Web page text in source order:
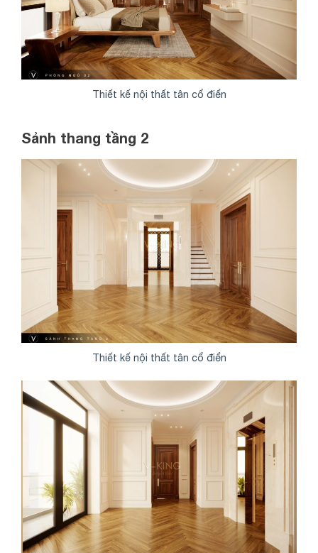
Thiết kế nội thất tân cổ điển
Sảnh thang tầng 2
Thiết kế nội thất tân cổ điển